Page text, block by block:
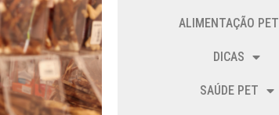
ALIMENTAÇÃO PET
DICAS
SAÚDE PET